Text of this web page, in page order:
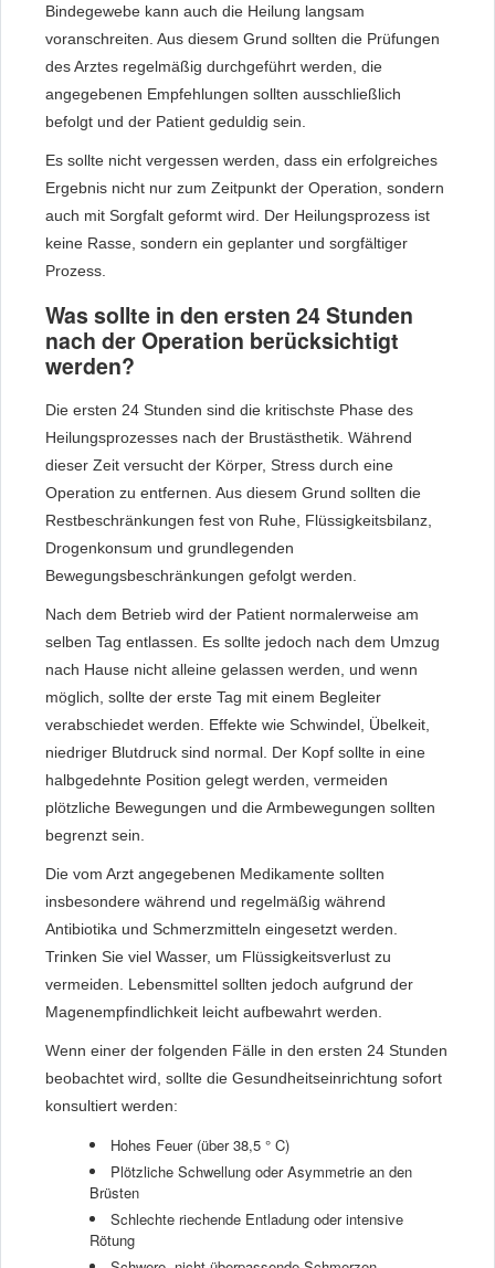
Bindegewebe kann auch die Heilung langsam
voranschreiten. Aus diesem Grund sollten die Prüfungen
des Arztes regelmäßig durchgeführt werden, die
angegebenen Empfehlungen sollten ausschließlich
befolgt und der Patient geduldig sein.
Es sollte nicht vergessen werden, dass ein erfolgreiches
Ergebnis nicht nur zum Zeitpunkt der Operation, sondern
auch mit Sorgfalt geformt wird. Der Heilungsprozess ist
keine Rasse, sondern ein geplanter und sorgfältiger
Prozess.
Was sollte in den ersten 24 Stunden
nach der Operation berücksichtigt
werden?
Die ersten 24 Stunden sind die kritischste Phase des
Heilungsprozesses nach der Brustästhetik. Während
dieser Zeit versucht der Körper, Stress durch eine
Operation zu entfernen. Aus diesem Grund sollten die
Restbeschränkungen fest von Ruhe, Flüssigkeitsbilanz,
Drogenkonsum und grundlegenden
Bewegungsbeschränkungen gefolgt werden.
Nach dem Betrieb wird der Patient normalerweise am
selben Tag entlassen. Es sollte jedoch nach dem Umzug
nach Hause nicht alleine gelassen werden, und wenn
möglich, sollte der erste Tag mit einem Begleiter
verabschiedet werden. Effekte wie Schwindel, Übelkeit,
niedriger Blutdruck sind normal. Der Kopf sollte in eine
halbgedehnte Position gelegt werden, vermeiden
plötzliche Bewegungen und die Armbewegungen sollten
begrenzt sein.
Die vom Arzt angegebenen Medikamente sollten
insbesondere während und regelmäßig während
Antibiotika und Schmerzmitteln eingesetzt werden.
Trinken Sie viel Wasser, um Flüssigkeitsverlust zu
vermeiden. Lebensmittel sollten jedoch aufgrund der
Magenempfindlichkeit leicht aufbewahrt werden.
Wenn einer der folgenden Fälle in den ersten 24 Stunden
beobachtet wird, sollte die Gesundheitseinrichtung sofort
konsultiert werden:
Hohes Feuer (über 38,5 ° C)
Plötzliche Schwellung oder Asymmetrie an den
Brüsten
Schlechte riechende Entladung oder intensive
Rötung